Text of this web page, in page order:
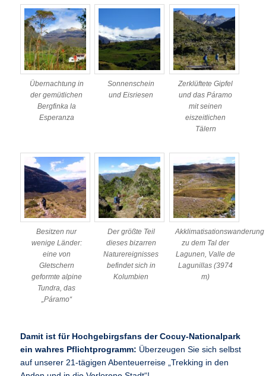
Übernachtung in
der gemütlichen
Bergfinka la
Esperanza
Sonnenschein
und Eisriesen
Zerklüftete Gipfel
und das Páramo
mit seinen
eiszeitlichen
Tälern
Besitzen nur
wenige Länder:
eine von
Gletschern
geformte alpine
Tundra, das
„Páramo“
Der größte Teil
dieses bizarren
Naturereignisses
befindet sich in
Kolumbien
Akklimatisationswanderung
zu dem Tal der
Lagunen, Valle de
Lagunillas (3974
m)
Damit ist für Hochgebirgsfans der Cocuy-Nationalpark
ein wahres Pflichtprogramm: Überzeugen Sie sich selbst
auf unserer 21-tägigen Abenteuerreise „Trekking in den